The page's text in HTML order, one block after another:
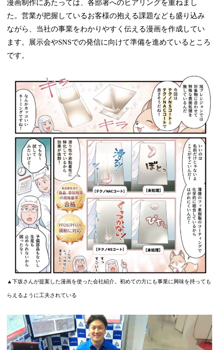
漫画制作にあたっては、各部署へのヒアリングを重ねまし
た。営業が把握しているお客様の抱える課題なども盛り込み
ながら、当社の事業をわかりやすく伝える漫画を作成してい
ます。展示会やSNSでの発信に向けて準備を進めているところ
です。
▲下坂さんが提案した漫画を使った会社紹介。初めての方にも事業に興味を持っても
らえるように工夫されている